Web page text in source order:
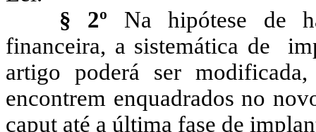
§ 2º Na hipótese de
financeira, a sistemática de
artigo poderá ser
encontrem enquadrados no
caput até a última fase de